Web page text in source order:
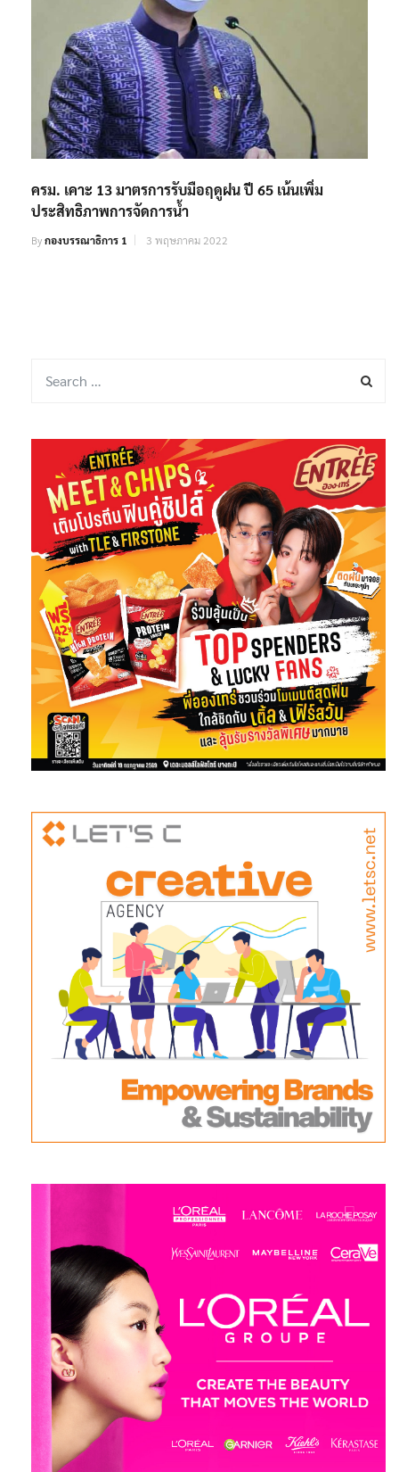
ครม. เคาะ 13 มาตรการรับมือฤดูฝน ปี 65 เน้นเพิ่ม
ประสิทธิภาพการจัดการน้ำ
Byกองบรรณาธิการ 1 3 พฤษภาคม 2022